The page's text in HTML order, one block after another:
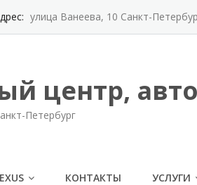
улица Ванеева, 10 Санкт-
центр,
Петербург
КОНТАКТЫ УСЛУГИ